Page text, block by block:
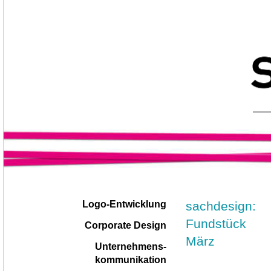
sachdesign:
Fundstück
März
Navigation
Logo-Entwicklung
Corporate Design
Unternehmens-
kommunikation